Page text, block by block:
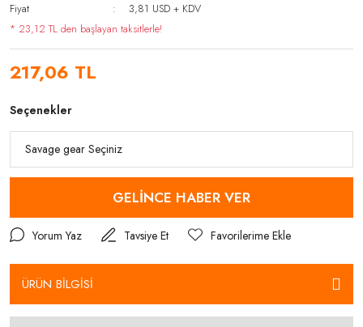
Fiyat
3,81 USD + KDV
* 23,12 TL den başlayan taksitlerle!
217,06 TL
Seçenekler
GELİNCE HABER VER
Yorum Yaz Tavsiye Et
ÜRÜN BİLGİSİ